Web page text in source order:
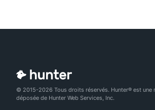
© 2015-2026 Tous droits réservés. Hunter® est une
déposée de Hunter Web Services, Inc.